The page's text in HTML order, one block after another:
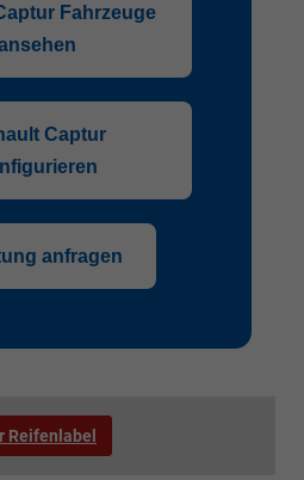
Fahrzeuge
Captur
anfragen
Reifenlabel